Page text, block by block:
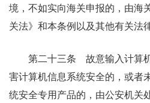
境，不如实向海关申报的，由海
关法》和本条例以及其他有关法
第二十三条 故意输入计算
害计算机信息系统安全的，或者
统安全专用产品的，由公安机关